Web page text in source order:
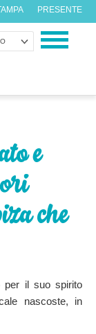
PRESENTE
e
che
per il suo spirito
nascoste, in